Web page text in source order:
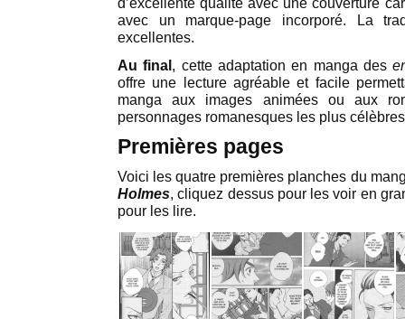
d’excellente qualité avec une couverture
avec un marque-page incorporé. La
excellentes.
Au final , cette adaptation en manga des
offre une lecture agréable et facile
manga aux images animées ou aux
personnages romanesques les plus
Premières pages
Voici les quatre premières planches du
Holmes, cliquez dessus pour les voir en
pour les lire.